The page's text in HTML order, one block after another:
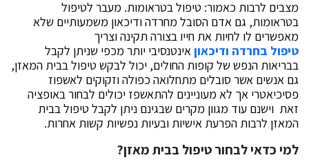
מצבים לרבות כאמור: טיפול בטראומות. מעבר לטיפול
בטראומות, גם אדם הסובל מחרדה ודיכאון משמעותיים שלא
מאפשרים לו לחיות את חייו בצורה תקינה וצריך
טיפול בחרדה ודיכאוןאינטנסיבי יותר מכפי שניתן לקבל
בבריאות הנפש של קופות החולים, יכול לבקש טיפול בבית המאזן,
גם אנשים אשר סובלים מתחלואה כפולה וזקוקים לאשפוז
פסיכיאטרי אך לא מעוניינים להתאשפז יכולים לבחור באופציה
זאת וישנם עוד מגוון מקרים שבגינם ניתן לקבל טיפול בבית
המאזן לרבות הפרעת אישיות ובעיות נפשיות קשות אחרות.
למי כדאי לבחור טיפול בבית מאזן?